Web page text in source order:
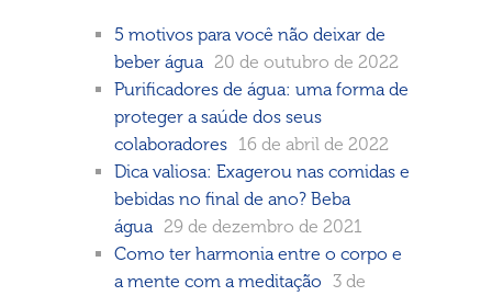
5 motivos para você não deixar de
beber água 20 de outubro de 2022
Purificadores de água: uma forma de
proteger a saúde dos seus
colaboradores 16 de abril de 2022
Dica valiosa: Exagerou nas comidas e
bebidas no final de ano? Beba
água 29 de dezembro de 2021
Como ter harmonia entre o corpo e
a mente com a meditação 3 de